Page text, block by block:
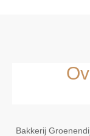
Bakkerij